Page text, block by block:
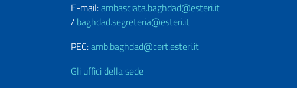
E-mail:ambasciata.baghdad@esteri.it
/ baghdad.segreteria@esteri.it
PEC:amb.baghdad@cert.esteri.it
Gli uffici della sede